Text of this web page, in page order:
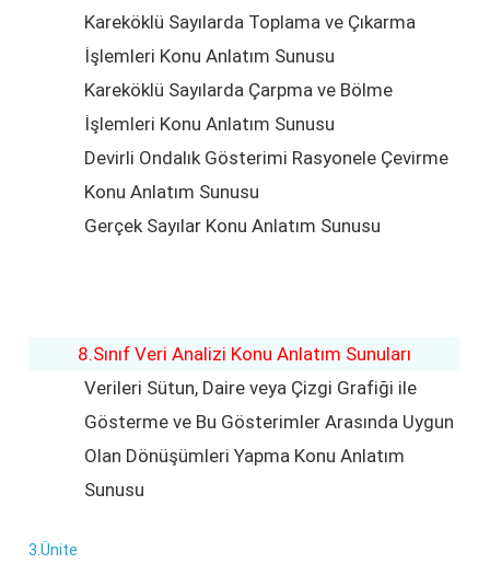
Kareköklü Sayılarda Toplama ve Çıkarma
İşlemleri Konu Anlatım Sunusu
Kareköklü Sayılarda Çarpma ve Bölme
İşlemleri Konu Anlatım Sunusu
Devirli Ondalık Gösterimi Rasyonele Çevirme
Konu Anlatım Sunusu
Gerçek Sayılar Konu Anlatım Sunusu
8.Sınıf Veri Analizi Konu Anlatım Sunuları
Verileri Sütun, Daire veya Çizgi Grafiği ile
Gösterme ve Bu Gösterimler Arasında Uygun
Olan Dönüşümleri Yapma Konu Anlatım
Sunusu
3.Ünite